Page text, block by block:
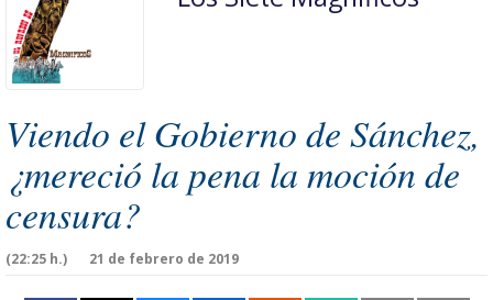
Viendo el Gobierno de Sánchez,
¿mereció la pena la moción de
censura?
21 de febrero de 2019
(22:25 h.)